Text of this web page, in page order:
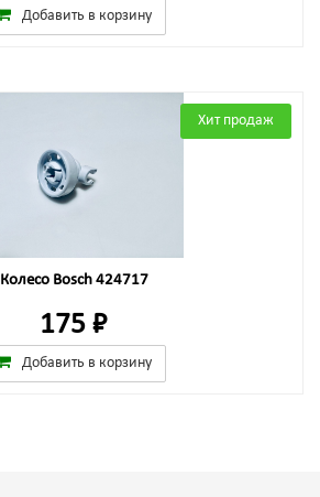
Добавить в корзину
Хит продаж
Колесо Bosch 424717
175 ₽
Добавить в корзину